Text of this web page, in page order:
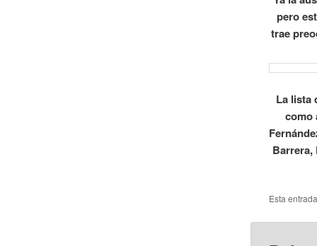
pero
trae
La lista
como
Barrera,
Esta